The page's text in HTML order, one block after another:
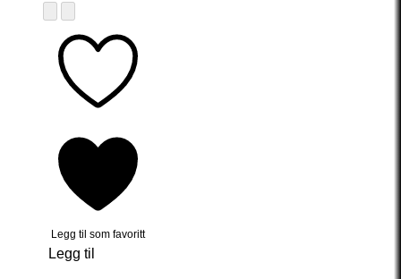
Legg til som favoritt
Legg til